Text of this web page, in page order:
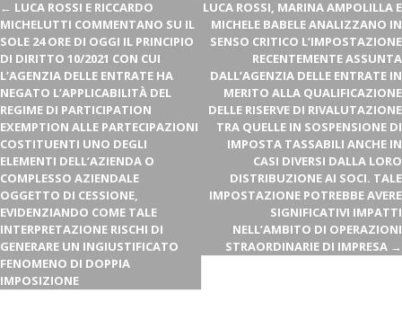
← LUCA ROSSI E RICCARDO
MICHELUTTI COMMENTANO SU IL
SOLE 24 ORE DI OGGI IL PRINCIPIO
DI DIRITTO 10/2021 CON CUI
L’AGENZIA DELLE ENTRATE HA
NEGATO L’APPLICABILITÀ DEL
REGIME DI PARTICIPATION
EXEMPTION ALLE PARTECIPAZIONI
COSTITUENTI UNO DEGLI
ELEMENTI DELL’AZIENDA O
COMPLESSO AZIENDALE
OGGETTO DI CESSIONE,
EVIDENZIANDO COME TALE
INTERPRETAZIONE RISCHI DI
GENERARE UN INGIUSTIFICATO
FENOMENO DI DOPPIA
IMPOSIZIONE
LUCA ROSSI, MARINA AMPOLILLA E
MICHELE BABELE ANALIZZANO IN
SENSO CRITICO L’IMPOSTAZIONE
RECENTEMENTE ASSUNTA
DALL’AGENZIA DELLE ENTRATE IN
MERITO ALLA QUALIFICAZIONE
DELLE RISERVE DI RIVALUTAZIONE
TRA QUELLE IN SOSPENSIONE DI
IMPOSTA TASSABILI ANCHE IN
CASI DIVERSI DALLA LORO
DISTRIBUZIONE AI SOCI. TALE
IMPOSTAZIONE POTREBBE AVERE
SIGNIFICATIVI IMPATTI
NELL’AMBITO DI OPERAZIONI
STRAORDINARIE DI IMPRESA →